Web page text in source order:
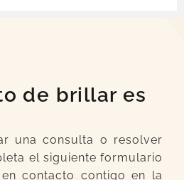
de brillar es
una consulta o resolver
el siguiente formulario
contacto contigo en la